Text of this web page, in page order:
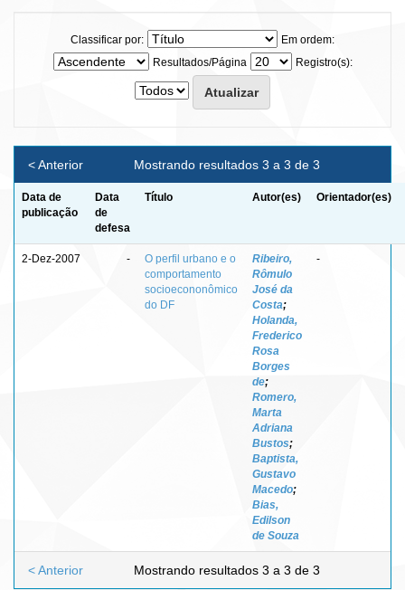
Classificar por:
Em ordem:
Resultados/Página
Registro(s):
Mostrando resultados 3 a 3 de 3
< Anterior
Data de
publicação
Data
de
defesa
Título Autor(es) Orientador(es)
2-Dez-2007 -
O perfil urbano e o
comportamento
socioecononômico
do DF
Ribeiro,
Rômulo
José da
Costa;
Holanda,
Frederico
Rosa
Borges
de;
Romero,
Marta
Adriana
Bustos;
Baptista,
Gustavo
Macedo;
Bias,
Edilson
de Souza
-
Mostrando resultados 3 a 3 de 3
< Anterior